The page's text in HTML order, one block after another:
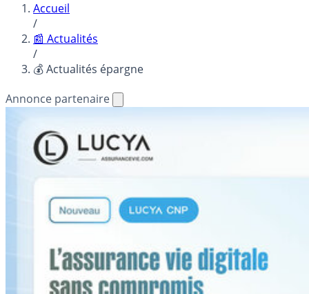
Accueil
/
📰 Actualités
/
💰 Actualités épargne
Annonce partenaire